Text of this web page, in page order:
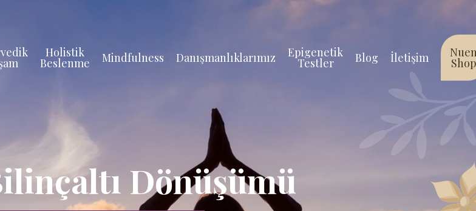
Holistik
Beslenme Mindfulness Danışmanlıklarımız Epigenetik
Testler Blog İletişim Shop
Dönüşümü